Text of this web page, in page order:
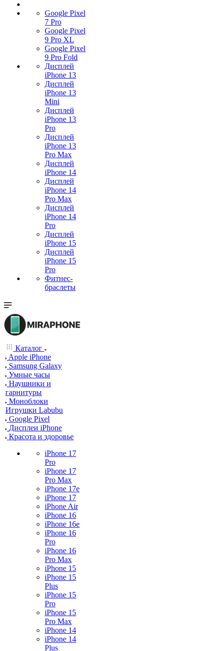
Google Pixel
7 Pro
Google Pixel
9 Pro XL
Google Pixel
9 Pro Fold
Дисплей
iPhone 13
Дисплей
iPhone 13
Mini
Дисплей
iPhone 13
Pro
Дисплей
iPhone 13
Pro Max
Дисплей
iPhone 14
Дисплей
iPhone 14
Pro Max
Дисплей
iPhone 14
Pro
Дисплей
iPhone 15
Дисплей
iPhone 15
Pro
Фитнес-
браслеты
Каталог
Apple iPhone
Samsung Galaxy
Умные часы
Наушники и
гарнитуры
Моноблоки
Игрушки Labubu
Google Pixel
Дисплеи iPhone
Красота и здоровье
iPhone 17
Pro
iPhone 17
Pro Max
iPhone 17e
iPhone 17
iPhone Air
iPhone 16
iPhone 16e
iPhone 16
Pro
iPhone 16
Pro Max
iPhone 15
iPhone 15
Plus
iPhone 15
Pro
iPhone 15
Pro Max
iPhone 14
iPhone 14
Plus